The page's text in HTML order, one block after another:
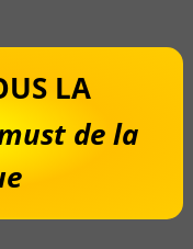
LA
de la